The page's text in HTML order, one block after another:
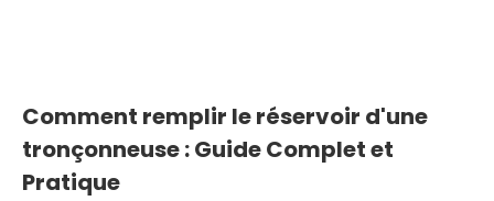
Comment remplir le réservoir d'une
tronçonneuse : Guide Complet et
Pratique